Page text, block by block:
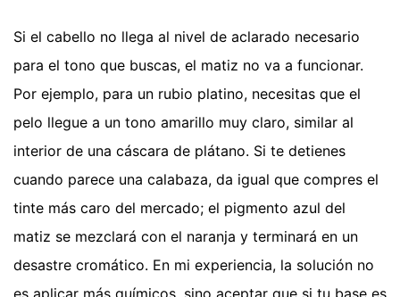
Si el cabello no llega al nivel de aclarado necesario
para el tono que buscas, el matiz no va a funcionar.
Por ejemplo, para un rubio platino, necesitas que el
pelo llegue a un tono amarillo muy claro, similar al
interior de una cáscara de plátano. Si te detienes
cuando parece una calabaza, da igual que compres el
tinte más caro del mercado; el pigmento azul del
matiz se mezclará con el naranja y terminará en un
desastre cromático. En mi experiencia, la solución no
es aplicar más químicos, sino aceptar que si tu base es